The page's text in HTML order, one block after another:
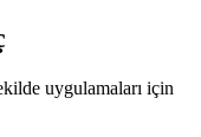
uygulamaları için